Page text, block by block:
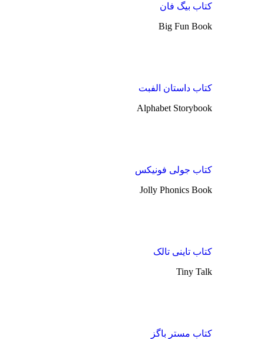
کتاب بیگ فان
Big Fun Book
کتاب داستان الفبت
Alphabet Storybook
کتاب جولی فونیکس
Jolly Phonics Book
کتاب تاینی تالک
Tiny Talk
کتاب مستر باگز